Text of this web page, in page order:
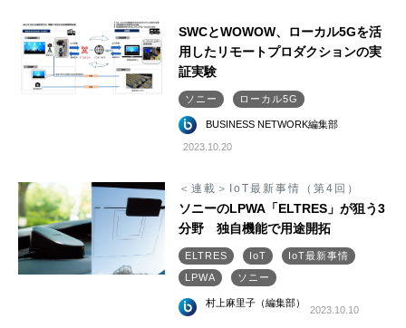
SWCとWOWOW、ローカル5Gを活
用したリモートプロダクションの実
証実験
ソニー ローカル5G
BUSINESS NETWORK編集部
2023.10.20
＜連載＞IoT最新事情（第4回）
ソニーのLPWA「ELTRES」が狙う3
分野 独自機能で用途開拓
ELTRES IoT
IoT最新事情
LPWA
ソニー
村上麻里子（編集部）
2023.10.10